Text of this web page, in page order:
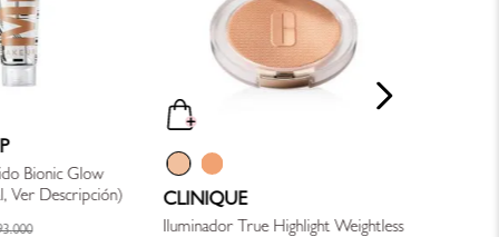
Bionic Glow
Ver Descripción)
.000
CLINIQUE
Iluminador True Highlight Weightless